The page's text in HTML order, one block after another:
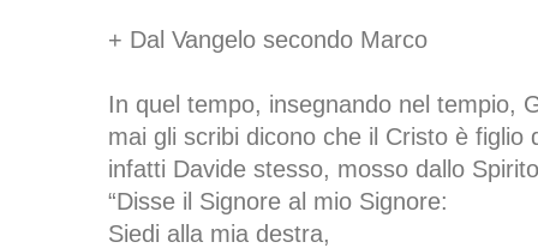
+ Dal Vangelo secondo Marco
In quel tempo, insegnando nel tempio,
mai gli scribi dicono che il Cristo è figlio
infatti Davide stesso, mosso dallo
“Disse il Signore al mio Signore:
Siedi alla mia destra,